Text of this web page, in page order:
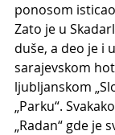
ponosom
Zato je u
duše, a deo je i
sarajevskom
ljubljanskom
„Parku“.
„Radan“ gde je